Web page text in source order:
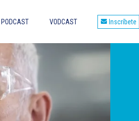
PODCAST VODCAST Inscríbete
Y TOXICIDAD